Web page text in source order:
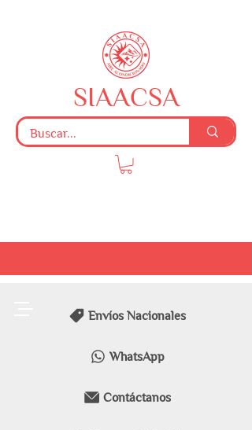
Envíos Nacionales
WhatsApp
Contáctanos
SIAACSA